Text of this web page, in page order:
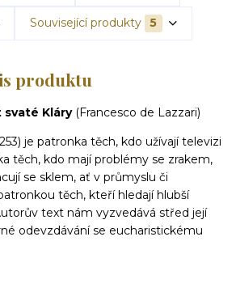
Související produkty 5
produktu
svaté Kláry (Francesco de Lazzari)
je patronka těch, kdo užívají televizi
těch, kdo mají problémy se zrakem,
se sklem, ať v průmyslu či
těch, kteří hledají hlubší
text nám vyzvedává střed její
odevzdávání se eucharistickému